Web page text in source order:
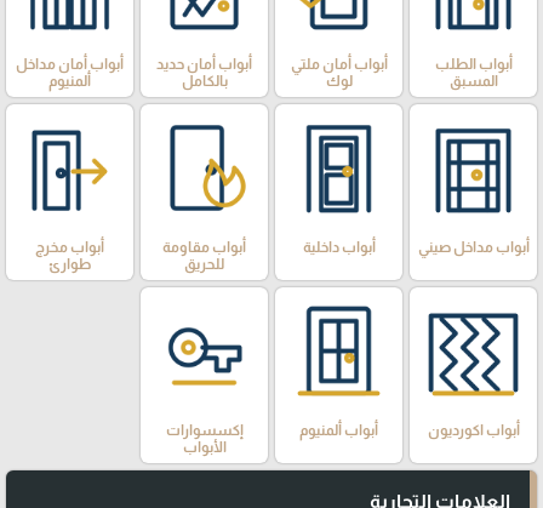
أبواب الطلب
المسبق
أبواب أمان ملتي
لوك
أبواب أمان حديد
بالكامل
أبواب أمان مداخل
ألمنيوم
أبواب مداخل صيني أبواب داخلية
أبواب مقاومة
للحريق
أبواب مخرج
طوارئ
أبواب اكورديون أبواب ألمنيوم
إكسسوارات
الأبواب
العلامات التجارية